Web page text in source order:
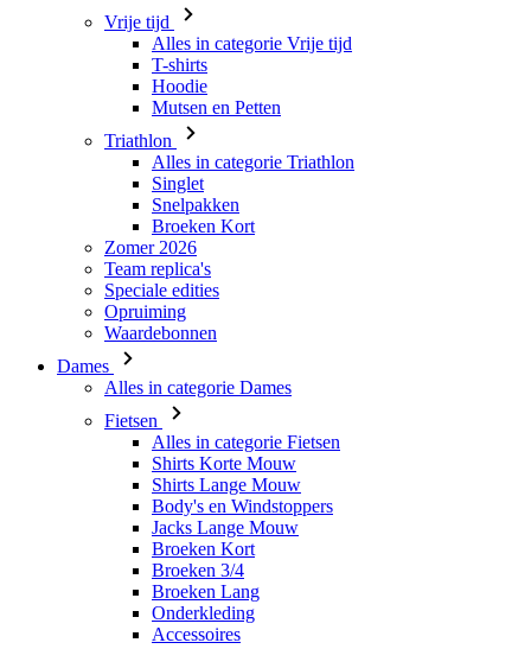
Vrije tijd
Alles in categorie Vrije tijd
T-shirts
Hoodie
Mutsen en Petten
Triathlon
Alles in categorie Triathlon
Singlet
Snelpakken
Broeken Kort
Zomer 2026
Team replica's
Speciale edities
Opruiming
Waardebonnen
Dames
Alles in categorie Dames
Fietsen
Alles in categorie Fietsen
Shirts Korte Mouw
Shirts Lange Mouw
Body's en Windstoppers
Jacks Lange Mouw
Broeken Kort
Broeken 3/4
Broeken Lang
Onderkleding
Accessoires